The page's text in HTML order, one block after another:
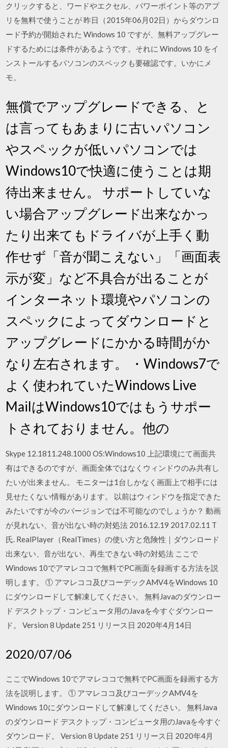
クリックすると、ワードやエクセル、パワーポイント等のアプ
リを無料で使うことが 昨日（2015年06月02日）からダウンロ
ード予約が開始された Windows 10 ですが、無料アップグレー
ドするためには条件があるようです。それに Windows 10 をイ
ンストールするパソコンのスペックも要確認です。いかにメ
モ。
無償でアップグレードできる、と
は言ってもあまりに古いパソコン
やスペックが低いパソコンでは
Windows10で快適に使うことは期
待出来ません。 サポートしていな
い場合アップグレード出来なかっ
たり出来てもドライバが上手く動
作せず「音が聞こえない」「画面表
示が変」など不具合が出ることが
インターネット環境やパソコンの
スペックによってダウンロードと
アップグレードにかかる時間がか
なり左右されます。 ・Windows7で
よく使われていたWindows Live
MailはWindows10ではもうサポー
トされておりません。他の
Skype 12.1811.248.1000 OS:Windows10 上記環境にて画面共
有はできるのですが、画面全体ではなくウィンドウのみ共有し
たいが出来ません。 モニターは1台しかなく画面上で相手には
見せたくない情報があります。 以前はウィンドウを指定できた
みたいですが今のバージョンでは不可能なのでしょうか？ 動画
が見れない、音が出ない時の対処法 2016.12.19 2017.02.11 T
氏. RealPlayer（RealTimes）の使い方と危険性｜ダウンロード
出来ない、音が出ない、再生できない時の対処法 ここで
Windows 10でアマレココで無料でPC画面を録画する方法を説
明します。 ① アマレココ及びコーデックAMV4をWindows 10
にダウンロードして解凍してください。 無料Javaのダウンロー
ド デスクトップ・コンピュータ用のJavaを今すぐダウンロー
ド。 Version 8 Update 251 リリース日 2020年4月14日
2020/07/06
ここでWindows 10でアマレココで無料でPC画面を録画する方
法を説明します。 ① アマレココ及びコーデックAMV4を
Windows 10にダウンロードして解凍してください。 無料Java
のダウンロード デスクトップ・コンピュータ用のJavaを今すぐ
ダウンロード。 Version 8 Update 251 リリース日 2020年4月